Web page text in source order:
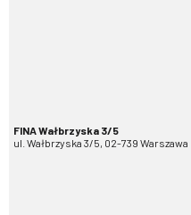
FINA Wałbrzyska 3/5
ul. Wałbrzyska 3/5, 02-739 Warszawa